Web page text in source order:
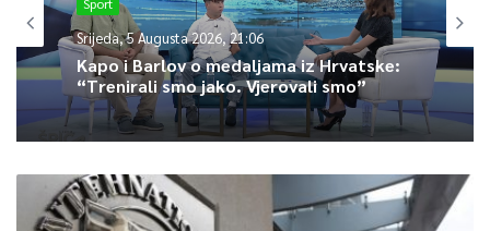
Direktorica CIN-a koji je dobio 12 pravosnažnih presuda iz
govorila je o manjkavostima i položaju novinara u BiH
Srijeda, 5 Augusta 2026, 21:06
Kapo i Barlov o medaljama iz Hrvatske:
“Trenirali smo jako. Vjerovali smo”